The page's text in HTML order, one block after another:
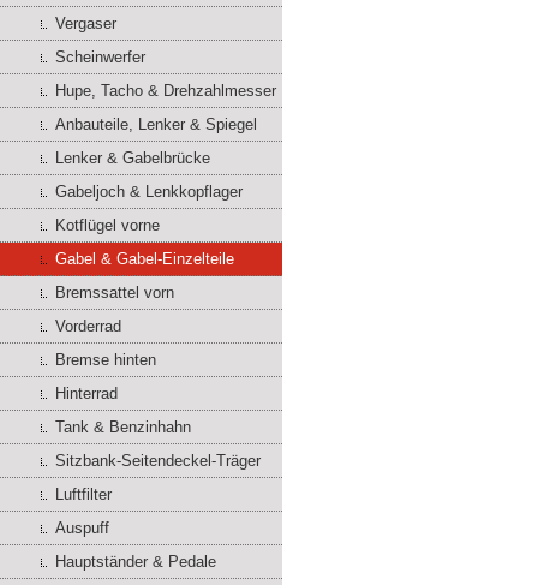
Vergaser
Scheinwerfer
Hupe, Tacho & Drehzahlmesser
Anbauteile, Lenker & Spiegel
Lenker & Gabelbrücke
Gabeljoch & Lenkkopflager
Kotflügel vorne
Gabel & Gabel-Einzelteile
Bremssattel vorn
Vorderrad
Bremse hinten
Hinterrad
Tank & Benzinhahn
Sitzbank-Seitendeckel-Träger
Luftfilter
Auspuff
Hauptständer & Pedale